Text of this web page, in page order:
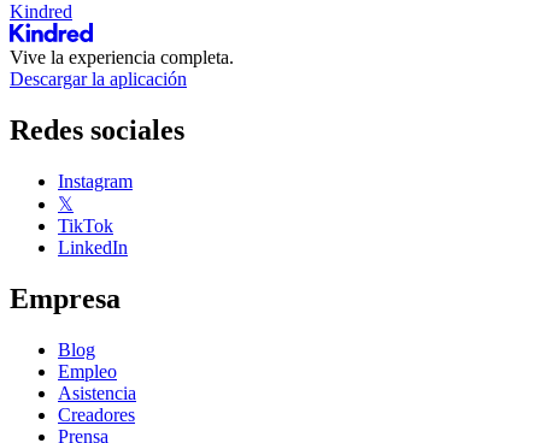
Kindred
Vive la experiencia completa.
Descargar la aplicación
Redes sociales
Instagram
𝕏
TikTok
LinkedIn
Empresa
Blog
Empleo
Asistencia
Creadores
Prensa